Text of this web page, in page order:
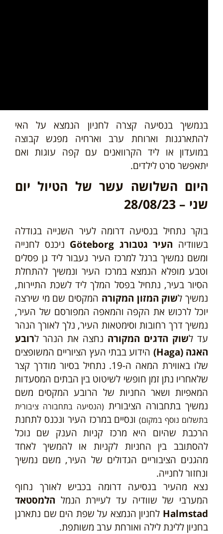
בנמשיך בנסיעה קצרה לחניון הנמצא על האי
להתארגנות וארוחת ערב וארחיה מפגש קבוצה
במועדון או ליד הקרוואנים עם קפה עוגות ואם
יתאפשר סרט לילדים.
היום השלושה עשר של הטיול יום
שני – 28/08/23
בוקר נתחיל בנסיעה דרומה לעיר השנייה בגודלה
בשוודיה העיר גטבורג Göteborg
ניכנס לחנייה
ומשם נמשיך ברגל למרכז העיר נעבור ליד גן פסלים
וטבע מופלא הנמצא במרכז העיר ונמשיך להתחלת
הסיור בעיר, נתחיל בפסל המלך ליד לשכת התיירות,
נמשיך לשוק המזון המקורה המקסים שם מי שירצה
יוכל לרכוש את הקפה והמאפה המפורסם של העיר,
נמשיך דרך רחובות וסימטאות העיר, נלך לאורך הנהר
עד לשוק הדגים המקורה נחצה את הנהר לרובע
האגה (Haga)
הידוע בבתי העץ הציוריים המשופצים
שלו באווירת המאה ה-19. נתחיל בסיור מודרך קצר
שלאחריו נתן זמן חופשי לשיטוט בין הבתים המסעדות
המאפיות ושאר החניות של הרובע המקסים משם
נמשיך בתחבורה הציבורית (הנסיעה בתחבורה ציבורית
בתשלום נוסף במקום)ונסיים במרכז העיר ונכנס לתחנת
הרכבת שהיום היא מרכז קניות הענק שם נוכל
להסתובב בין החניות לקניות או להמשיך לאחד
מהגנים הציבוריים הגדולים של העיר, משם נמשיך
ונחזור לחנייה.
נצא מהעיר בנסיעה דרומה בכביש לאורך נחוף
המערבי של שוודיה עד לעיירת הנמל הלמסטאד
Halmstad לחניון הנמצא על שפת הים שם נתארגן
בחניון ללינת לילה ואורחת ערב משותפת.